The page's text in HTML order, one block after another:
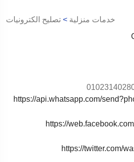
خدمات منزلية > تصليح الكترونيات
https://api.whatsapp.com/
https://
https://twitter.com/